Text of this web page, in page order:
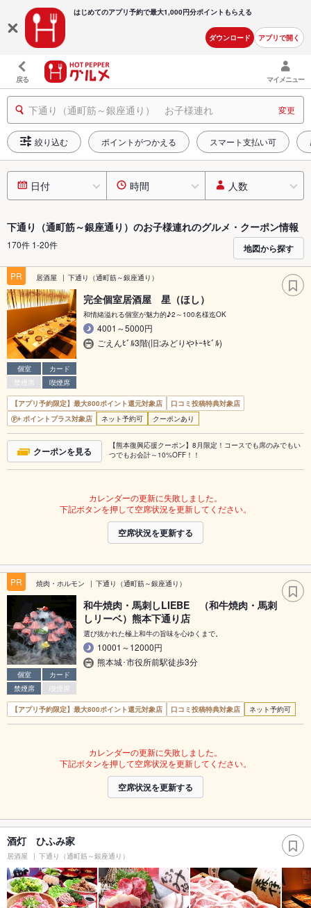
はじめてのアプリ予約で最大1,000円分ポイントもらえる
ダウンロード アプリで開く
戻る マイメニュー
下通り（通町筋～銀座通り） お子様連れ 変更
絞り込む ポイントがつかえる スマート支払い可
日付 時間 人数
下通り（通町筋～銀座通り）のお子様連れのグルメ・クーポン情報
170件 1-20件 地図から探す
PR 居酒屋 下通り（通町筋～銀座通り）
個室
カード
禁煙席
喫煙席
完全個室居酒屋 星（ほし）
和情緒溢れる個室が魅力的♪2～100名様迄OK
4001～5000円
ごえんﾋﾞﾙ3階(旧:みどりやﾄｰｷﾋﾞﾙ)
【アプリ予約限定】最大800ポイント還元対象店
口コミ投稿特典対象店
ポイントプラス対象店
ネット予約可 クーポンあり
クーポンを見る
【熊本復興応援クーポン】8月限定！コースでも席のみでもい
つでもお会計～10%OFF！！
カレンダーの更新に失敗しました。
下記ボタンを押して空席状況を更新してください。
空席状況を更新する
PR 焼肉・ホルモン 下通り（通町筋～銀座通り）
個室
カード
禁煙席
喫煙席
和牛焼肉・馬刺しLIEBE （和牛焼肉・馬刺
しリーベ）熊本下通り店
選び抜かれた極上和牛の旨味を心ゆくまで。
10001～12000円
熊本城･市役所前駅徒歩3分
【アプリ予約限定】最大800ポイント還元対象店 口コミ投稿特典対象店 ネット予約可
カレンダーの更新に失敗しました。
下記ボタンを押して空席状況を更新してください。
空席状況を更新する
酒灯 ひふみ家
居酒屋 下通り（通町筋～銀座通り）